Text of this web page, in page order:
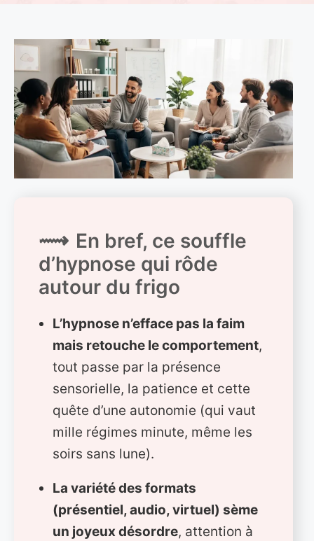
En bref, ce souffle
d’hypnose qui rôde
autour du frigo
L’hypnose n’efface pas la faim
mais retouche le comportement,
tout passe par la présence
sensorielle, la patience et cette
quête d’une autonomie (qui vaut
mille régimes minute, même les
soirs sans lune).
La variété des formats
(présentiel, audio, virtuel) sème
un joyeux désordre, attention à